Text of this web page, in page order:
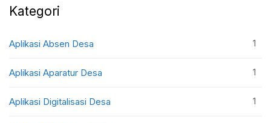
Kategori
Aplikasi Absen Desa 1
Aplikasi Aparatur Desa 1
Aplikasi Digitalisasi Desa 1